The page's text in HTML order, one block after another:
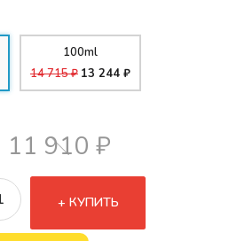
100ml
14 715 ₽ 13 244 ₽
11 910 ₽
КУПИТЬ